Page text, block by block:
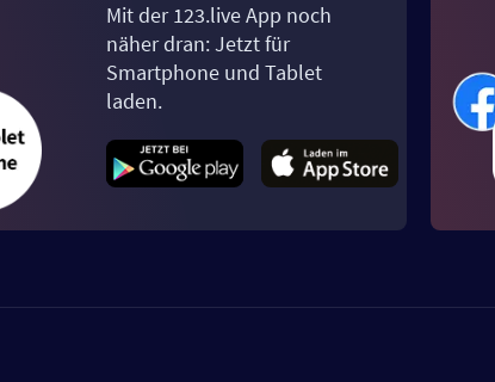
Mit der 123.live App noch
näher dran: Jetzt für
Smartphone und Tablet
laden.